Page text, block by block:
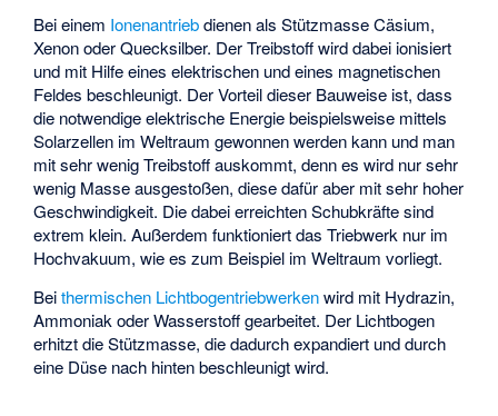
Bei einem Ionenantriebdienen als Stützmasse Cäsium,
Xenon oder Quecksilber. Der Treibstoff wird dabei ionisiert
und mit Hilfe eines elektrischen und eines magnetischen
Feldes beschleunigt. Der Vorteil dieser Bauweise ist, dass
die notwendige elektrische Energie beispielsweise mittels
Solarzellen im Weltraum gewonnen werden kann und man
mit sehr wenig Treibstoff auskommt, denn es wird nur sehr
wenig Masse ausgestoßen, diese dafür aber mit sehr hoher
Geschwindigkeit. Die dabei erreichten Schubkräfte sind
extrem klein. Außerdem funktioniert das Triebwerk nur im
Hochvakuum, wie es zum Beispiel im Weltraum vorliegt.
Beithermischen Lichtbogentriebwerkenwird mit Hydrazin,
Ammoniak oder Wasserstoff gearbeitet. Der Lichtbogen
erhitzt die Stützmasse, die dadurch expandiert und durch
eine Düse nach hinten beschleunigt wird.